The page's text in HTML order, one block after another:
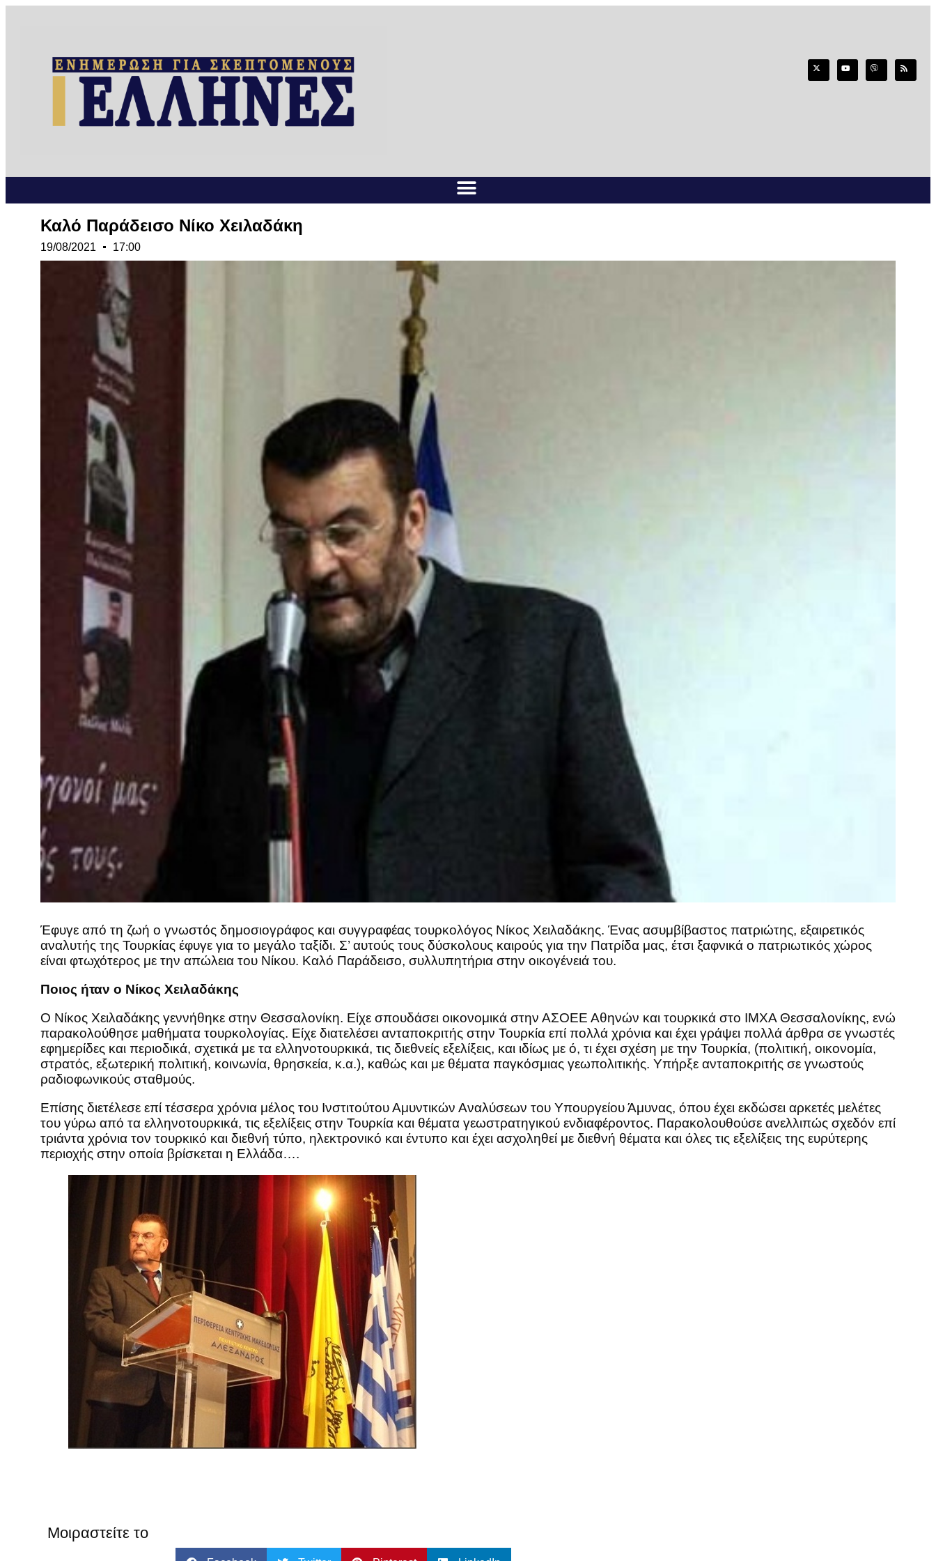
Καλό Παράδεισο Νίκο Χειλαδάκη
19/08/2021 17:00
Έφυγε από τη ζωή ο γνωστός δημοσιογράφος και συγγραφέας τουρκολόγος Νίκος Χειλαδάκης. Ένας ασυμβίβαστος πατριώτης, εξαιρετικός
αναλυτής της Τουρκίας έφυγε για το μεγάλο ταξίδι. Σ’ αυτούς τους δύσκολους καιρούς για την Πατρίδα μας, έτσι ξαφνικά ο πατριωτικός χώρος
είναι φτωχότερος με την απώλεια του Νίκου. Καλό Παράδεισο, συλλυπητήρια στην οικογένειά του.
Ποιος ήταν ο Νίκος Χειλαδάκης
Ο Νίκος Χειλαδάκης γεννήθηκε στην Θεσσαλονίκη. Είχε σπουδάσει οικονομικά στην ΑΣΟΕΕ Αθηνών και τουρκικά στο ΙΜΧΑ Θεσσαλονίκης, ενώ
παρακολούθησε μαθήματα τουρκολογίας. Είχε διατελέσει ανταποκριτής στην Τουρκία επί πολλά χρόνια και έχει γράψει πολλά άρθρα σε γνωστές
εφημερίδες και περιοδικά, σχετικά με τα ελληνοτουρκικά, τις διεθνείς εξελίξεις, και ιδίως με ό, τι έχει σχέση με την Τουρκία, (πολιτική, οικονομία,
στρατός, εξωτερική πολιτική, κοινωνία, θρησκεία, κ.α.), καθώς και με θέματα παγκόσμιας γεωπολιτικής. Υπήρξε ανταποκριτής σε γνωστούς
ραδιοφωνικούς σταθμούς.
Επίσης διετέλεσε επί τέσσερα χρόνια μέλος του Ινστιτούτου Αμυντικών Αναλύσεων του Υπουργείου Άμυνας, όπου έχει εκδώσει αρκετές μελέτες
του γύρω από τα ελληνοτουρκικά, τις εξελίξεις στην Τουρκία και θέματα γεωστρατηγικού ενδιαφέροντος. Παρακολουθούσε ανελλιπώς σχεδόν επί
τριάντα χρόνια τον τουρκικό και διεθνή τύπο, ηλεκτρονικό και έντυπο και έχει ασχοληθεί με διεθνή θέματα και όλες τις εξελίξεις της ευρύτερης
περιοχής στην οποία βρίσκεται η Ελλάδα….
Μοιραστείτε το